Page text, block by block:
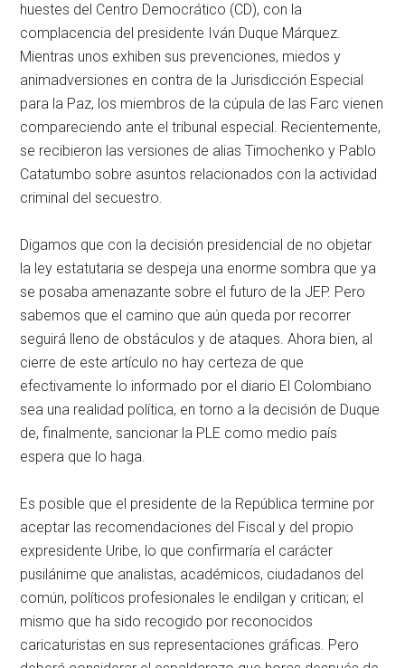
huestes del Centro Democrático (CD), con la
complacencia del presidente Iván Duque Márquez.
Mientras unos exhiben sus prevenciones, miedos y
animadversiones en contra de la Jurisdicción Especial
para la Paz, los miembros de la cúpula de las Farc vienen
compareciendo ante el tribunal especial. Recientemente,
se recibieron las versiones de alias Timochenko y Pablo
Catatumbo sobre asuntos relacionados con la actividad
criminal del secuestro.
Digamos que con la decisión presidencial de no objetar
la ley estatutaria se despeja una enorme sombra que ya
se posaba amenazante sobre el futuro de la JEP. Pero
sabemos que el camino que aún queda por recorrer
seguirá lleno de obstáculos y de ataques. Ahora bien, al
cierre de este artículo no hay certeza de que
efectivamente lo informado por el diario El Colombiano
sea una realidad política, en torno a la decisión de Duque
de, finalmente, sancionar la PLE como medio país
espera que lo haga.
Es posible que el presidente de la República termine por
aceptar las recomendaciones del Fiscal y del propio
expresidente Uribe, lo que confirmaría el carácter
pusilánime que analistas, académicos, ciudadanos del
común, políticos profesionales le endilgan y critican; el
mismo que ha sido recogido por reconocidos
caricaturistas en sus representaciones gráficas. Pero